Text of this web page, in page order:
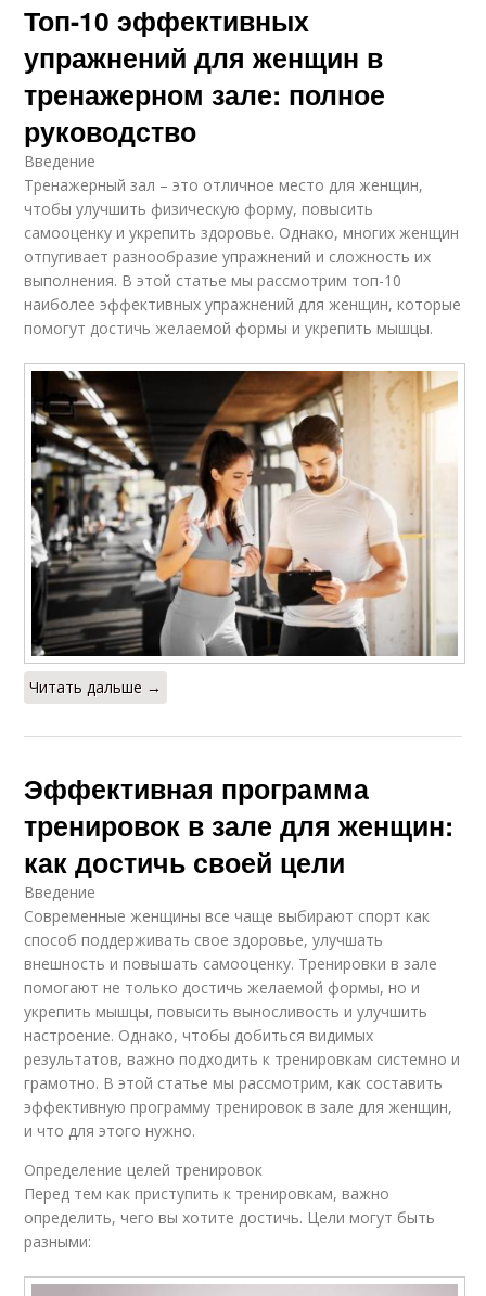
Топ-10 эффективных
упражнений для женщин в
тренажерном зале: полное
руководство
Введение
Тренажерный зал – это отличное место для женщин,
чтобы улучшить физическую форму, повысить
самооценку и укрепить здоровье. Однако, многих женщин
отпугивает разнообразие упражнений и сложность их
выполнения. В этой статье мы рассмотрим топ-10
наиболее эффективных упражнений для женщин, которые
помогут достичь желаемой формы и укрепить мышцы.
Читать дальше →
Эффективная программа
тренировок в зале для женщин:
как достичь своей цели
Введение
Современные женщины все чаще выбирают спорт как
способ поддерживать свое здоровье, улучшать
внешность и повышать самооценку. Тренировки в зале
помогают не только достичь желаемой формы, но и
укрепить мышцы, повысить выносливость и улучшить
настроение. Однако, чтобы добиться видимых
результатов, важно подходить к тренировкам системно и
грамотно. В этой статье мы рассмотрим, как составить
эффективную программу тренировок в зале для женщин,
и что для этого нужно.
Определение целей тренировок
Перед тем как приступить к тренировкам, важно
определить, чего вы хотите достичь. Цели могут быть
разными: